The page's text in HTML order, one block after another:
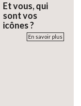
Et vous, qui
sont vos
icônes ?
En savoir plus